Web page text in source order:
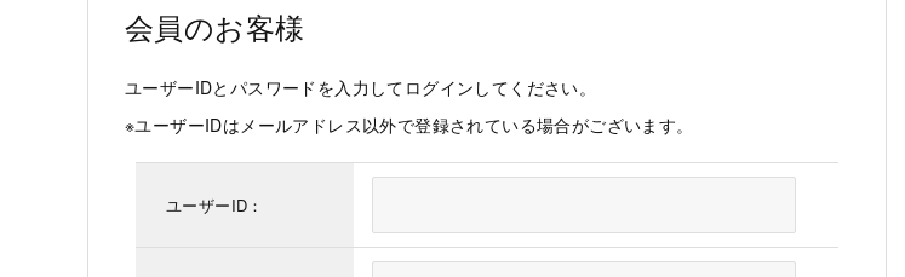
会員のお客様
ユーザーIDとパスワードを入力してログインしてください。
※ユーザーIDはメールアドレス以外で登録されている場合がございます。
ユーザーID：